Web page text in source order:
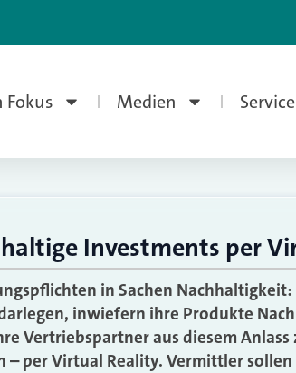
Fokus Medien
Investments per
in Sachen
inwiefern ihre Produkte
Vertriebspartner aus diesem
– per Virtual Reality. Vermittler